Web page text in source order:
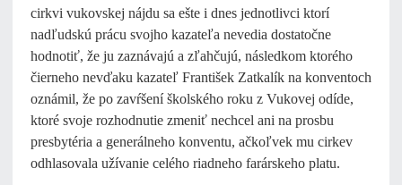
cirkvi vukovskej nájdu sa ešte i dnes jednotlivci ktorí
nadľudskú prácu svojho kazateľa nevedia dostatočne
hodnotiť, že ju zaznávajú a zľahčujú, následkom ktorého
čierneho nevďaku kazateľ František Zatkalík na konventoch
oznámil, že po zavŕšení školského roku z Vukovej odíde,
ktoré svoje rozhodnutie zmeniť nechcel ani na prosbu
presbytéria a generálneho konventu, ačkoľvek mu cirkev
odhlasovala užívanie celého riadneho farárskeho platu.